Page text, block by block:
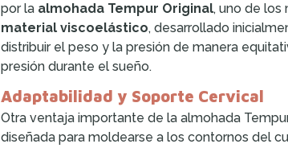
por la almohada Tempur Original, uno de los
material viscoelástico, desarrollado
distribuir el peso y la presión de manera
presión durante el sueño.
Adaptabilidad y Soporte Cervical
Otra ventaja importante de la almohada
diseñada para moldearse a los contornos del